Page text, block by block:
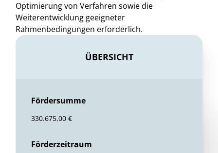
Optimierung von Verfahren sowie die
Weiterentwicklung geeigneter
Rahmenbedingungen erforderlich.
ÜBERSICHT
Fördersumme
330.675,00 €
Förderzeitraum